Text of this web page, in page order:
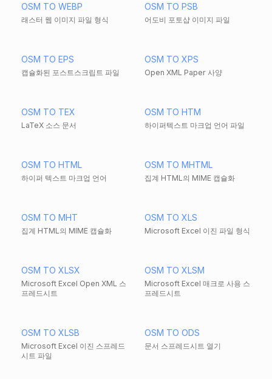
OSM TO WEBP
래스터 웹 이미지 파일 형식
OSM TO PSB
어도비 포토샵 이미지 파일
OSM TO EPS
캡슐화된 포스트스크립트 파일
OSM TO XPS
Open XML Paper 사양
OSM TO TEX
LaTeX 소스 문서
OSM TO HTM
하이퍼텍스트 마크업 언어 파일
OSM TO HTML
하이퍼 텍스트 마크업 언어
OSM TO MHTML
집계 HTML의 MIME 캡슐화
OSM TO MHT
집계 HTML의 MIME 캡슐화
OSM TO XLS
Microsoft Excel 이진 파일 형식
OSM TO XLSX
Microsoft Excel Open XML 스
프레드시트
OSM TO XLSM
Microsoft Excel 매크로 사용 스
프레드시트
OSM TO XLSB
Microsoft Excel 이진 스프레드
시트 파일
OSM TO ODS
문서 스프레드시트 열기